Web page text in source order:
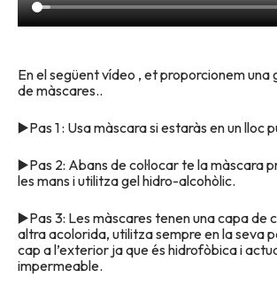
En el següent vídeo , et proporcionem una
de màscares..
▶️Pas 1 : Usa màscara si estaràs en un lloc
▶️Pas 2: Abans de col·locar te la màscara
les mans i utilitza gel hidro-alcohòlic.
▶️Pas 3: Les màscares tenen una capa de
altra acolorida, utilitza sempre en la seva
cap a l’exterior ja que és hidrofòbica i
impermeable.